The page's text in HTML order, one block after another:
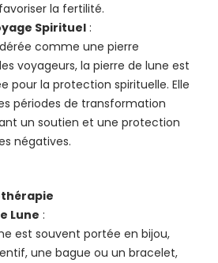
la fertilité.
Spirituel :
comme une pierre
voyageurs, la pierre de lune est
pour la protection spirituelle. Elle
périodes de transformation
un soutien et une protection
négatives.
Lune :
est souvent portée en bijou,
une bague ou un bracelet,